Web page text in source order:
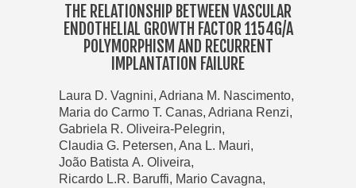
THE RELATIONSHIP BETWEEN VASCULAR
ENDOTHELIAL GROWTH FACTOR 1154G/A
POLYMORPHISM AND RECURRENT
IMPLANTATION FAILURE
Laura D. Vagnini, Adriana M. Nascimento,
Maria do Carmo T. Canas, Adriana Renzi,
Gabriela R. Oliveira-Pelegrin,
Claudia G. Petersen, Ana L. Mauri,
João Batista A. Oliveira,
Ricardo L.R. Baruffi, Mario Cavagna,